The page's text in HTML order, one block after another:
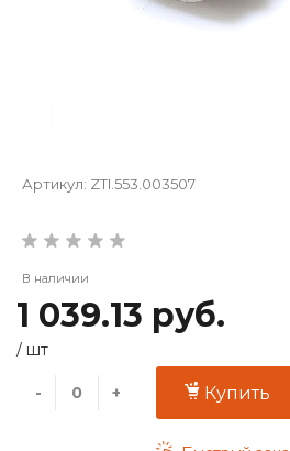
Артикул: ZTI.553.003507
В наличии
1 039.13 руб.
/ шт
- + Купить